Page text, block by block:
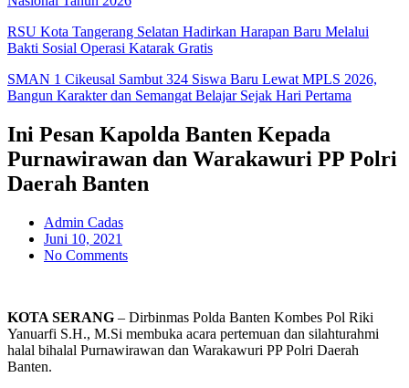
RSU Kota Tangerang Selatan Hadirkan Harapan Baru Melalui
Bakti Sosial Operasi Katarak Gratis
SMAN 1 Cikeusal Sambut 324 Siswa Baru Lewat MPLS 2026,
Bangun Karakter dan Semangat Belajar Sejak Hari Pertama
Ini Pesan Kapolda Banten Kepada
Purnawirawan dan Warakawuri PP Polri
Daerah Banten
Admin Cadas
Juni 10, 2021
No Comments
KOTA SERANG – Dirbinmas Polda Banten Kombes Pol Riki
Yanuarfi S.H., M.Si membuka acara pertemuan dan silahturahmi
halal bihalal Purnawirawan dan Warakawuri PP Polri Daerah
Banten.